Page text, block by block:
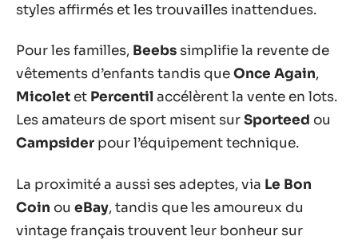
styles affirmés et les trouvailles inattendues.
Pour les familles, Beebs simplifie la revente de
vêtements d’enfants tandis queOnce Again,
Micolet et Percentilaccélèrent la vente en lots.
Les amateurs de sport misent surSporteed ou
Campsider pour l’équipement technique.
La proximité a aussi ses adeptes, via Le Bon
Coin ou eBay, tandis que les amoureux du
vintage français trouvent leur bonheur sur